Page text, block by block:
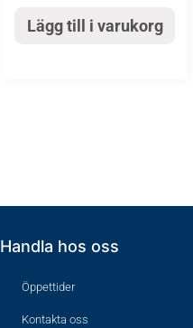
Lägg till i varukorg
Handla hos oss
Öppettider
Kontakta oss